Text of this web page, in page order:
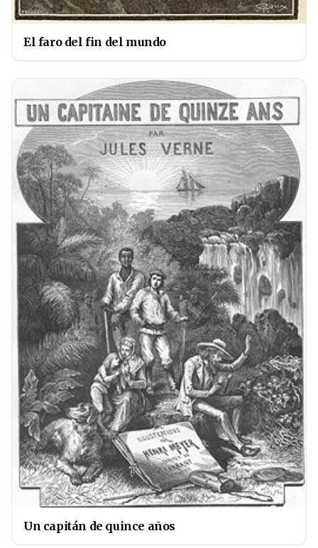
El faro del fin del mundo
Un capitán de quince años